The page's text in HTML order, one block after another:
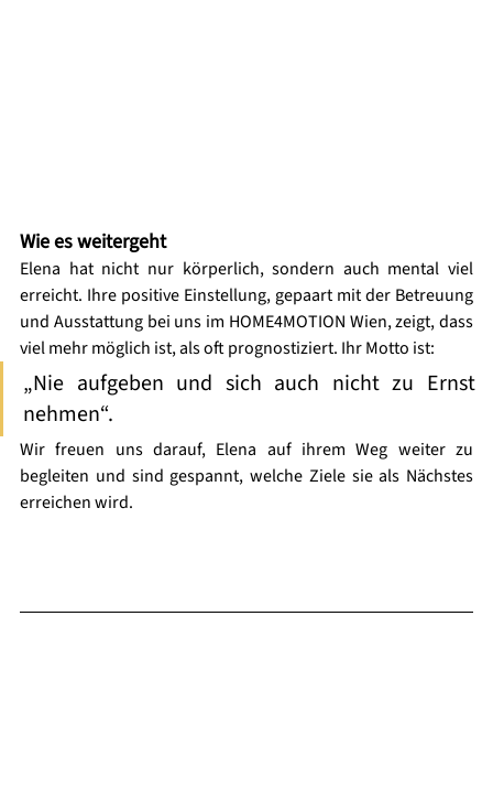
Wie es weitergeht
Elena hat nicht nur körperlich, sondern auch mental viel
erreicht. Ihre positive Einstellung, gepaart mit der Betreuung
und Ausstattung bei uns im HOME4MOTION Wien, zeigt, dass
viel mehr möglich ist, als oft prognostiziert. Ihr Motto ist:
„Nie aufgeben und sich auch nicht zu Ernst
nehmen“.
Wir freuen uns darauf, Elena auf ihrem Weg weiter zu
begleiten und sind gespannt, welche Ziele sie als Nächstes
erreichen wird.